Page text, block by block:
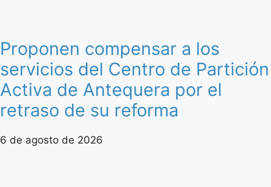
Proponen compensar a los
servicios del Centro de Partición
Activa de Antequera por el
retraso de su reforma
6 de agosto de 2026